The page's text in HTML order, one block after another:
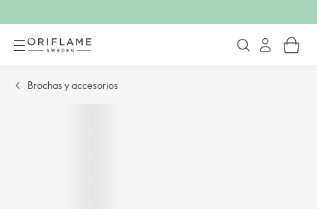
Brochas y accesorios